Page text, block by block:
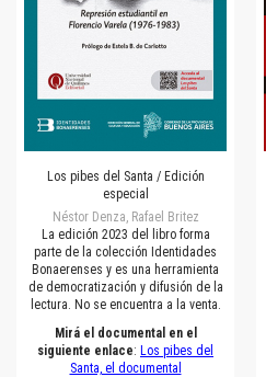
Los pibes del Santa / Edición
especial
Néstor Denza, Rafael Britez
La edición 2023 del libro forma
parte de la colección Identidades
Bonaerenses y es una herramienta
de democratización y difusión de la
lectura. No se encuentra a la venta.
Mirá el documental en el
siguiente enlace: Los pibes del
Santa, el documental